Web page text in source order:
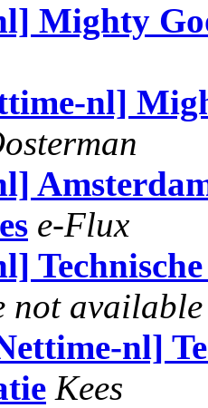
Mighty
nl]
e-Flux
not available
nl]
Kees